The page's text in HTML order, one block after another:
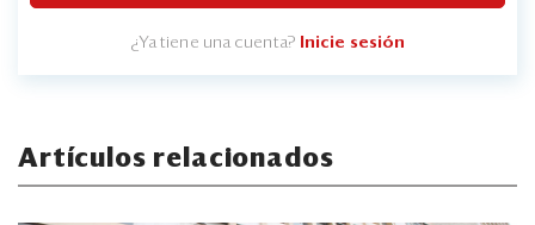
¿Ya tiene una cuenta? Inicie sesión
Artículos relacionados